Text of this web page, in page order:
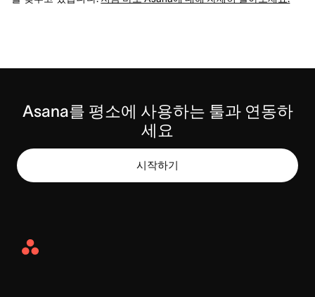
Asana를 평소에 사용하는 툴과 연동하
세요
시작하기
Asana